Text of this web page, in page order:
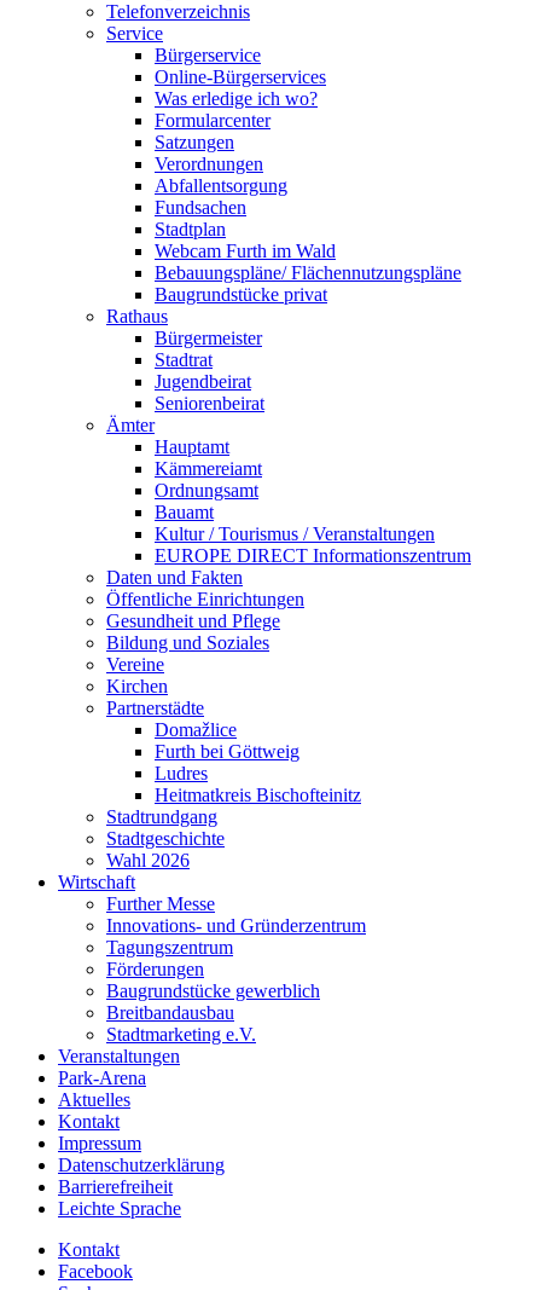
Telefonverzeichnis
Service
Bürgerservice
Online-Bürgerservices
Was erledige ich wo?
Formularcenter
Satzungen
Verordnungen
Abfallentsorgung
Fundsachen
Stadtplan
Webcam Furth im Wald
Bebauungspläne/ Flächennutzungspläne
Baugrundstücke privat
Rathaus
Bürgermeister
Stadtrat
Jugendbeirat
Seniorenbeirat
Ämter
Hauptamt
Kämmereiamt
Ordnungsamt
Bauamt
Kultur / Tourismus / Veranstaltungen
EUROPE DIRECT Informationszentrum
Daten und Fakten
Öffentliche Einrichtungen
Gesundheit und Pflege
Bildung und Soziales
Vereine
Kirchen
Partnerstädte
Domažlice
Furth bei Göttweig
Ludres
Heitmatkreis Bischofteinitz
Stadtrundgang
Stadtgeschichte
Wahl 2026
Wirtschaft
Further Messe
Innovations- und Gründerzentrum
Tagungszentrum
Förderungen
Baugrundstücke gewerblich
Breitbandausbau
Stadtmarketing e.V.
Veranstaltungen
Park-Arena
Aktuelles
Kontakt
Impressum
Datenschutzerklärung
Barrierefreiheit
Leichte Sprache
Kontakt
Facebook